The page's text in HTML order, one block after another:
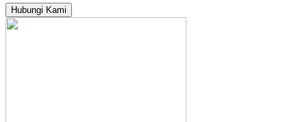
Hubungi Kami